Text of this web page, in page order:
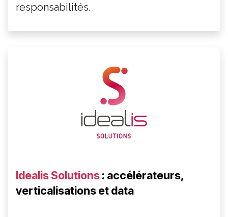
responsabilités.
Idealis Solutions: accélérateurs,
verticalisations et data